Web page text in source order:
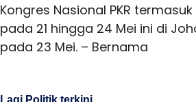
Kongres Nasional PKR
pada 21 hingga 24 Mei ini di
pada 23 Mei. – Bernama
Lagi Politik terkini